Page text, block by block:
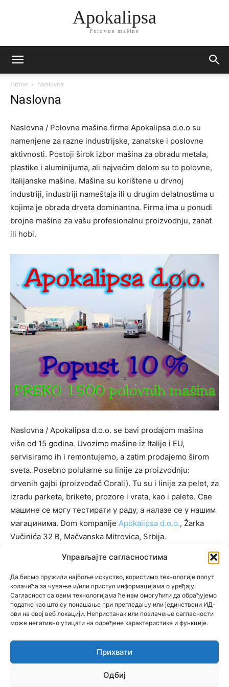
Управљајте сагласностима
Да бисмо пружили најбоље искуство, користимо технологије попут
колачића за чување и/или приступ информацијама о уређају.
Сагласност са овим технологијама ће нам омогућити да обрађујемо
податке као што су понашање при прегледању или јединствени ИД-
ови на овој веб локацији. Непристанак или повлачење сагласности
може негативно утицати на одређене карактеристике и функције.
Прихвати
Одбиј
Apokalipsa
Polovne mašine
Home Naslovna
Naslovna
Naslovna / Polovne mašine firme Apokalipsa d.o.o su
namenjene za razne industrijske, zanatske i poslovne
aktivnosti. Postoji širok izbor mašina za obradu metala,
plastike i aluminijuma, ali najvećim delom su to polovne,
italijanske mašine. Mašine su korištene u drvnoj
industriji, industriji nameštaja ili u drugim delatnostima u
kojima je obrada drveta dominantna. Firma ima u ponudi
brojne mašine za vašu profesionalnu proizvodnju, zanat
ili hobi.
Naslovna / Apokalipsa d.o.o. se bavi prodajom mašina
više od 15 godina. Uvozimo mašine iz Italije i EU,
servisiramo ih i remontujemo, a zatim prodajemo širom
sveta. Posebno polularne su linije za proizvodnju:
drvenih gajbi (proizvođač Corali). Tu su i linije za pelet, za
izradu parketa, brikete, prozore i vrata, kao i palete. Све
машине се могу тестирати у раду, а налазе се у нашим
магацинима. Dom kompanije Apokalipsa d.o.o., Žarka
Vučinića 32 B, Mačvanska Mitrovica, Srbija.
KATEGORIJE
KATEGORIJE
© Newspaper WordPress Theme by TagDiv